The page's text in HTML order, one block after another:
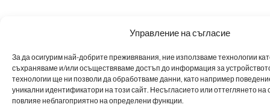
Управление на съгласие
За да осигурим най-добрите преживявания, ние използваме технологии
съхраняваме и/или осъществяваме достъп до информация за
технологии ще ни позволи да обработваме данни, като например
уникални идентификатори на този сайт. Несъгласието или оттеглянето на
повлияе неблагоприятно на определени функции.